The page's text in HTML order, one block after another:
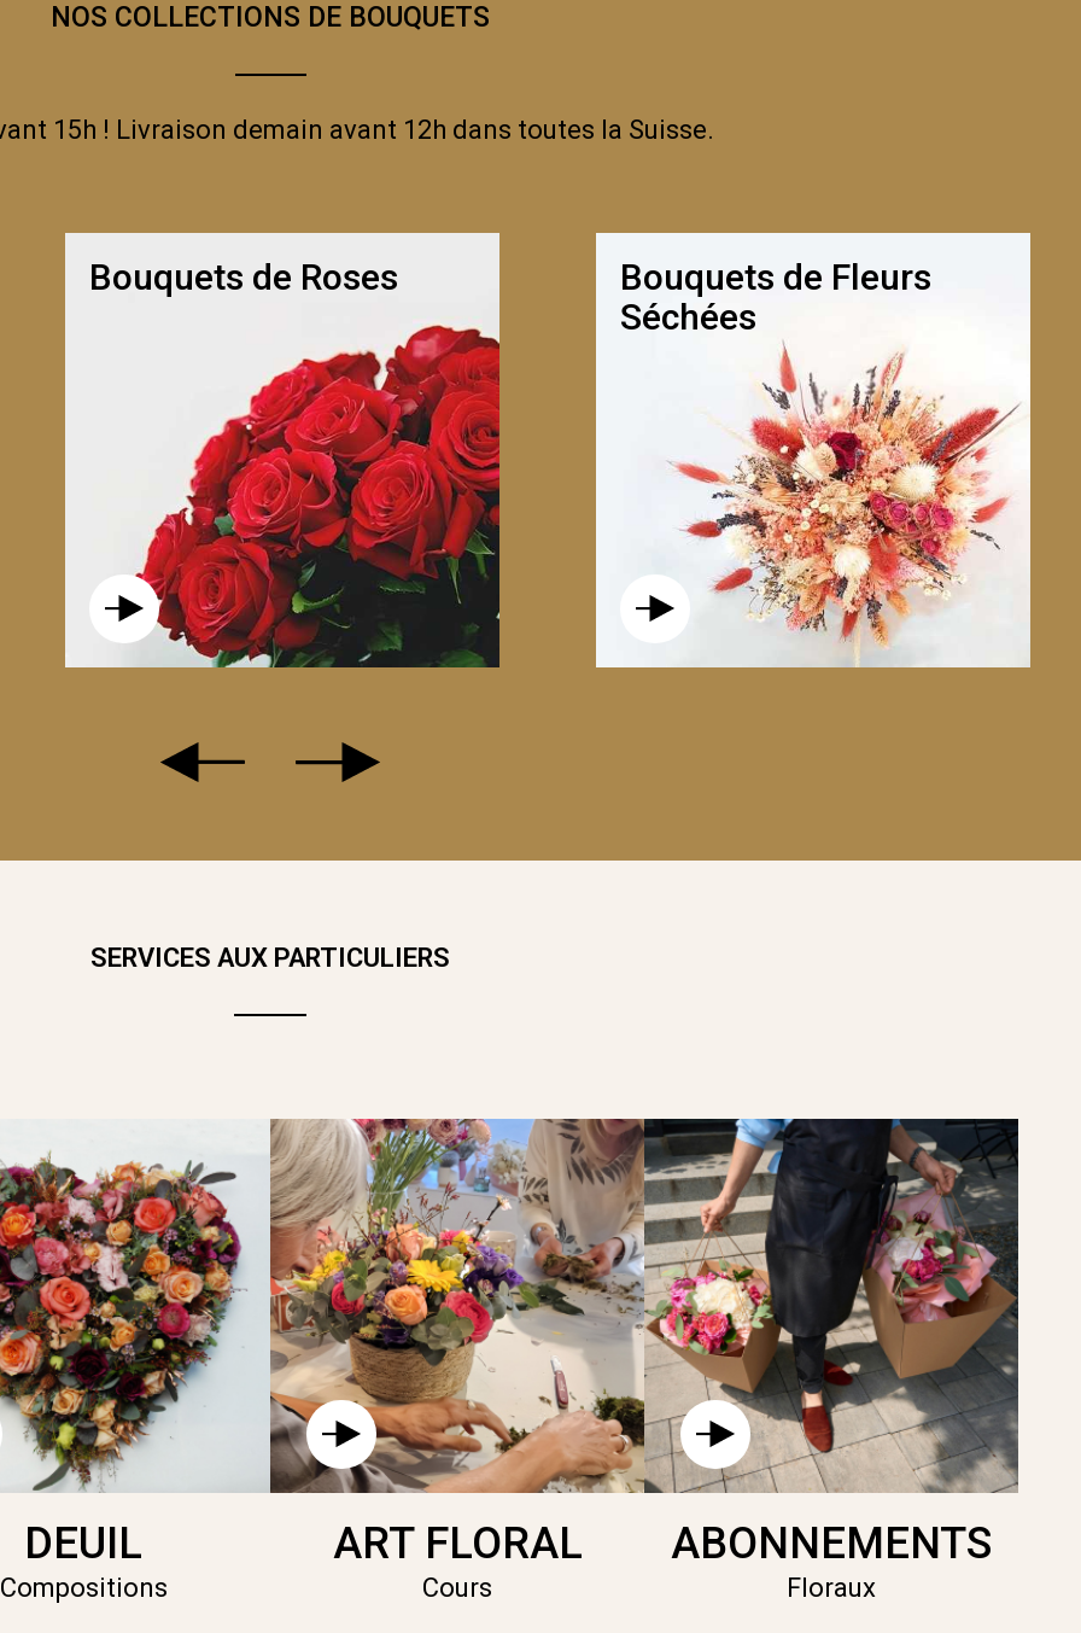
NOS COLLECTIONS DE BOUQUETS
15h ! Livraison demain avant 12h dans toutes la Suisse.
Bouquets de Roses
Bouquets de Fleurs
Séchées
SERVICES AUX PARTICULIERS
DEUIL
Compositions
ART FLORAL
Cours
ABONNEMENTS
Floraux
PAR LA SAVEUR ET LE PARFUM INIMITABLE DES THÉS DE LA MAISON